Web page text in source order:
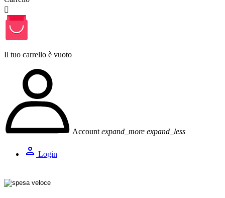

Il tuo carrello è vuoto
Account expand_more expand_less
person Login